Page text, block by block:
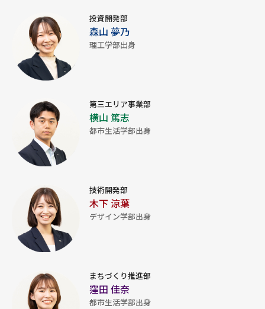
投資開発部
森山 夢乃
理工学部出身
第三エリア事業部
横山 篤志
都市生活学部出身
技術開発部
木下 涼葉
デザイン学部出身
まちづくり推進部
窪田 佳奈
都市生活学部出身